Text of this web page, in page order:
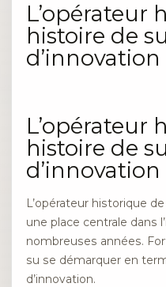
L’opérateur
histoire de
d’innovation
L’opérateur
histoire de
d’innovation
L’opérateur historique
une place centrale dans
nombreuses années.
su se démarquer en
d’innovation.